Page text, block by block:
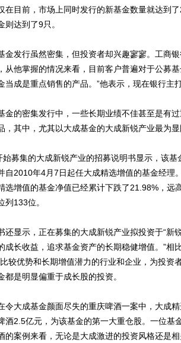
在目前，市场上同时发行的新基金数量就达到
则达到了9只。
发行虽然密集，但投资者却兴趣寥寥。工商银
从他掌握的情况来看，目前客户普遍对于公募
当成是重点销售的产品。”他表示，现在银行主
的密集发行中，一些长期业绩不佳甚至是有过
，其中，尤其以大成基金的大成新锐产业最为显
集的大成新锐产业的招募说明书显示，该基
自2010年4月7日起任大成精选增值的基金经理
选增值的基金净值已经累计下跌了21.98%，远
列133位。
显示，正在募集的大成新锐产业拟投资于“新
成长收益，追求基金资产的长期稳健增值。”相
较优势和长期增值潜力的行业和企业，为投资
都是明显偏重于成长股的投资。
大成基金颜面尽失的重庆啤酒一案中，大成精
酒2.5亿元，为该基金的第一大重仓股。一位基
的案例来看，无论是大成激进的投资风格还是